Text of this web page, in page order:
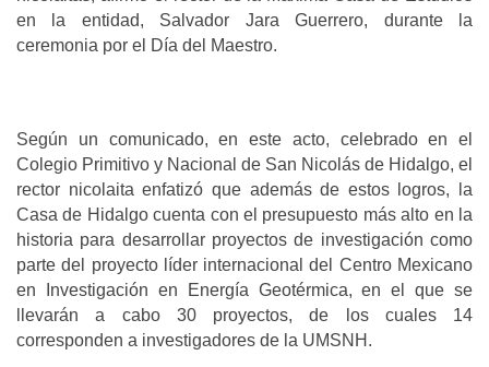
en la entidad, Salvador Jara Guerrero, durante la
ceremonia por el Día del Maestro.
Según un comunicado, en este acto, celebrado en el
Colegio Primitivo y Nacional de San Nicolás de Hidalgo, el
rector nicolaita enfatizó que además de estos logros, la
Casa de Hidalgo cuenta con el presupuesto más alto en la
historia para desarrollar proyectos de investigación como
parte del proyecto líder internacional del Centro Mexicano
en Investigación en Energía Geotérmica, en el que se
llevarán a cabo 30 proyectos, de los cuales 14
corresponden a investigadores de la UMSNH.